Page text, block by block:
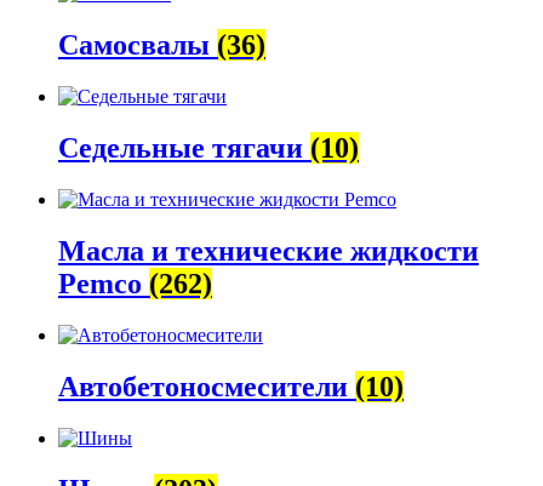
Самосвалы (36)
Седельные тягачи (10)
Масла и технические жидкости
Pemco (262)
Автобетоно­смесители (10)